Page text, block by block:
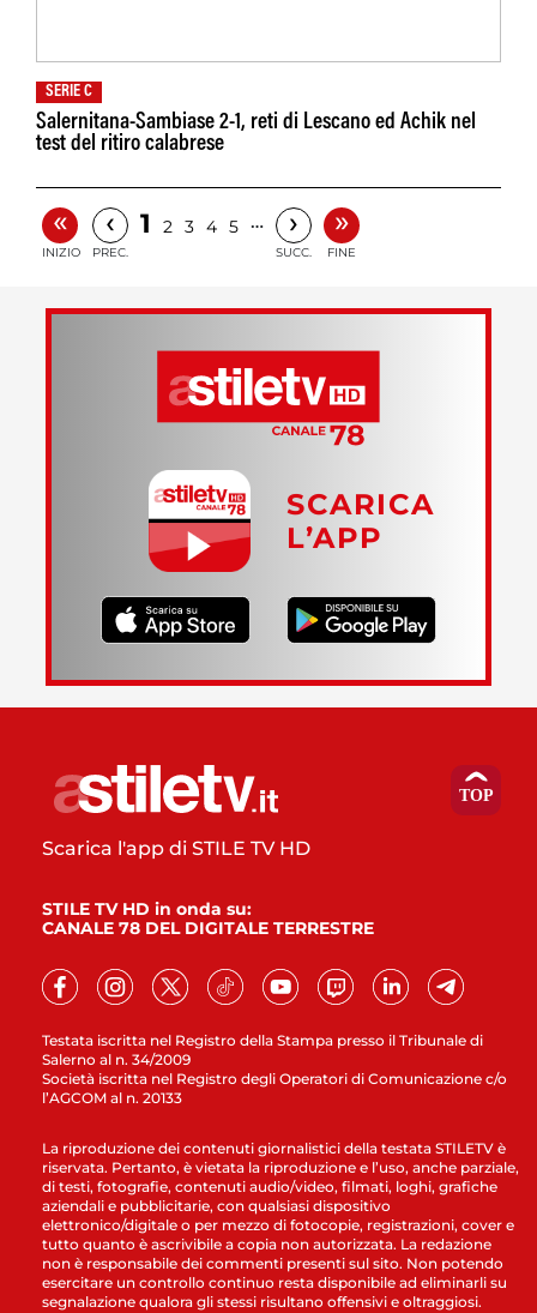
SERIE C
Salernitana-Sambiase 2-1, reti di Lescano ed Achik nel
test del ritiro calabrese
«
INIZIO
‹
PREC.
1 2 3 4 5 … ›
SUCC.
»
FINE
SCARICA
L’APP
Testata iscritta nel Registro della Stampa presso il Tribunale di
Salerno al n. 34/2009
Società iscritta nel Registro degli Operatori di Comunicazione c/o
l’AGCOM al n. 20133
Scarica l'app di STILE TV HD
STILE TV HD in onda su:
CANALE 78 DEL DIGITALE TERRESTRE
La riproduzione dei contenuti giornalistici della testata STILETV è
riservata. Pertanto, è vietata la riproduzione e l’uso, anche parziale,
di testi, fotografie, contenuti audio/video, filmati, loghi, grafiche
aziendali e pubblicitarie, con qualsiasi dispositivo
elettronico/digitale o per mezzo di fotocopie, registrazioni, cover e
tutto quanto è ascrivibile a copia non autorizzata. La redazione
non è responsabile dei commenti presenti sul sito. Non potendo
esercitare un controllo continuo resta disponibile ad eliminarli su
segnalazione qualora gli stessi risultano offensivi e oltraggiosi.